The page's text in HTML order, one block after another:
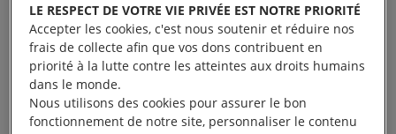
LE RESPECT DE VOTRE VIE PRIVÉE EST NOTRE PRIORITÉ
Accepter les cookies, c'est nous soutenir et réduire nos
frais de collecte afin que vos dons contribuent en
priorité à la lutte contre les atteintes aux droits humains
dans le monde.
Nous utilisons des cookies pour assurer le bon
fonctionnement de notre site, personnaliser le contenu